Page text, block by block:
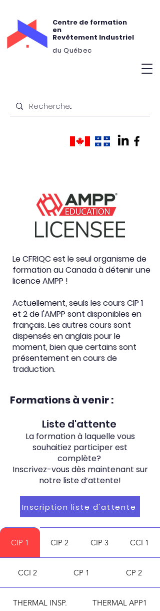
Centre de formation
en
Revêtement Industriel
du Québec
Le CFRIQC est le seul organisme de
formation au Canada à détenir une
licence AMPP !
Actuellement, seuls les cours CIP 1
et 2 de l'AMPP sont disponibles en
français. Les autres cours sont
dispensés en anglais pour le
moment, bien que certains sont
présentement en cours de
traduction.
Formations à venir :
Liste d'attente
La formation à laquelle vous
souhaitiez participer est
complète?
Inscrivez-vous dès maintenant sur
notre liste d’attente!
Inscription liste d'attente
CIP 1 CIP 2 CIP 3 CCI 1
CCI 2 CP 1 CP 2
THERMAL INSP. THERMAL APP1